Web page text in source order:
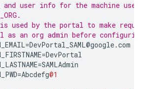
and user info for the machine
used by the portal to make
as an org admin before
=DevPortal_SAML@google.com
=DevPortal
=SAMLAdmin
=Abcdefg@1